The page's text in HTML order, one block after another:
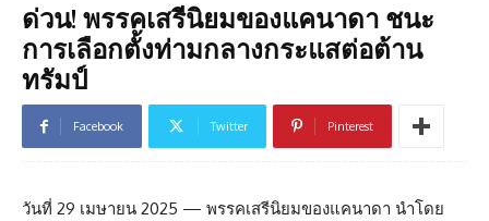
ด่วน! พรรคเสรีนิยมของแคนาดา ชนะ
การเลือกตั้งท่ามกลางกระแสต่อต้าน
ทรัมป์
Facebook Twitter Pinterest
วันที่ 29 เมษายน 2025 — พรรคเสรีนิยมของแคนาดา นำโดย